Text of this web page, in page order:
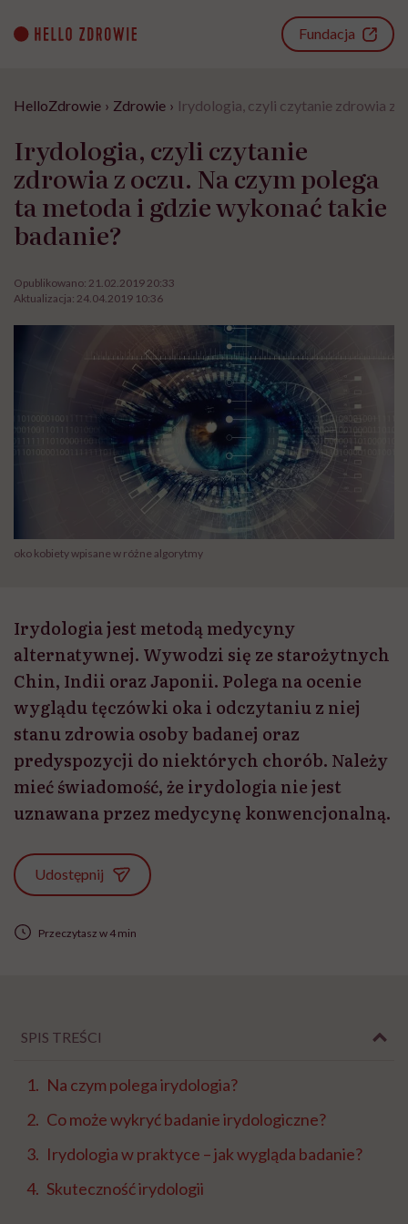
content
Fundacja
HelloZdrowie › Zdrowie › Irydologia, czyli czytanie zdrowia z
Irydologia, czyli czytanie
zdrowia z oczu. Na czym polega
ta metoda i gdzie wykonać takie
badanie?
Opublikowano: 21.02.2019 20:33
Aktualizacja: 24.04.2019 10:36
oko kobiety wpisane w różne algorytmy
Irydologia jest metodą medycyny
alternatywnej. Wywodzi się ze starożytnych
Chin, Indii oraz Japonii. Polega na ocenie
wyglądu tęczówki oka i odczytaniu z niej
stanu zdrowia osoby badanej oraz
predyspozycji do niektórych chorób. Należy
mieć świadomość, że irydologia nie jest
uznawana przez medycynę konwencjonalną.
Udostępnij
Przeczytasz w 4 min
SPIS TREŚCI
Na czym polega irydologia?
Co może wykryć badanie irydologiczne?
Irydologia w praktyce – jak wygląda badanie?
Skuteczność irydologii